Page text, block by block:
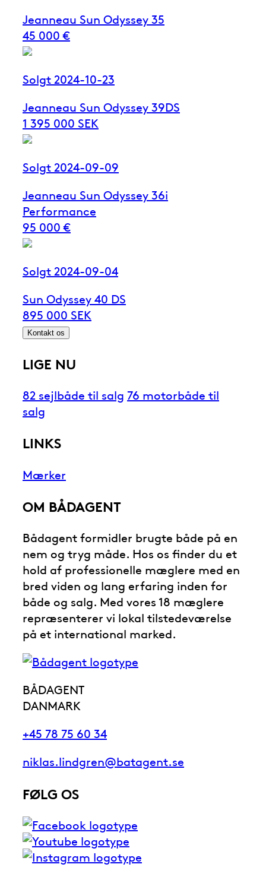
Jeanneau Sun Odyssey 35
45 000 €
Solgt 2024-10-23
Jeanneau Sun Odyssey 39DS
1 395 000 SEK
Solgt 2024-09-09
Jeanneau Sun Odyssey 36i
Performance
95 000 €
Solgt 2024-09-04
Sun Odyssey 40 DS
895 000 SEK
Kontakt os
LIGE NU
82 sejlbåde til salg 76 motorbåde til
salg
LINKS
Mærker
OM BÅDAGENT
Bådagent formidler brugte både på en
nem og tryg måde. Hos os finder du et
hold af professionelle mæglere med en
bred viden og lang erfaring inden for
både og salg. Med vores 18 mæglere
repræsenterer vi lokal tilstedeværelse
på et international marked.
BÅDAGENT
DANMARK
+45 78 75 60 34
niklas.lindgren@batagent.se
FØLG OS